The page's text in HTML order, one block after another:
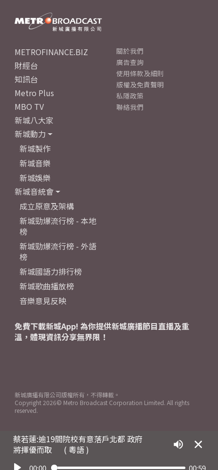
蔡若蓮:逾19間院校有意落戶北都 政府
將擇優而取
( 粵語 )
00:00 00:59
METROFINANCE.BIZ
財經台
知訊台
Metro Plus
MBO TV
新城八大家
新城動力
新城製作
新城音樂
新城娛樂
新城音統會
成立原意及架構
新城勁爆流行榜 - 本地
榜
新城勁爆流行榜 - 外語
榜
新城國語力排行榜
新城歌曲播放榜
音樂意見反映
關於我們
廣告查詢
使用條款及細則
版權及免責聲明
私隱政策
聯絡我們
免費下載新城App! 為你提供新城廣播節目直播及重
溫，體現資訊分享無界限！
新城廣播有限公司版權所有，不得轉載。
Copyright 2026© Metro Broadcast Corporation Limited. All rights
reserved.